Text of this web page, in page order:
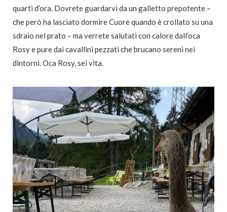
quarti d’ora. Dovrete guardarvi da un galletto prepotente –
che però ha lasciato dormire Cuore quando è crollato su una
sdraio nel prato – ma verrete salutati con calore dall’oca
Rosy e pure dai cavallini pezzati che brucano sereni nei
dintorni. Oca Rosy, sei vita.